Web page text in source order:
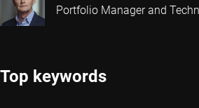
Portfolio Manager and
Top keywords